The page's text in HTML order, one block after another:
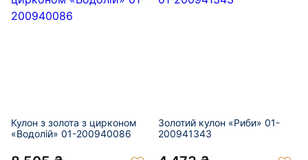
Кулон з золота з цирконом
«Водолій» 01-200940086
Золотий кулон «Риби» 01-
200941343